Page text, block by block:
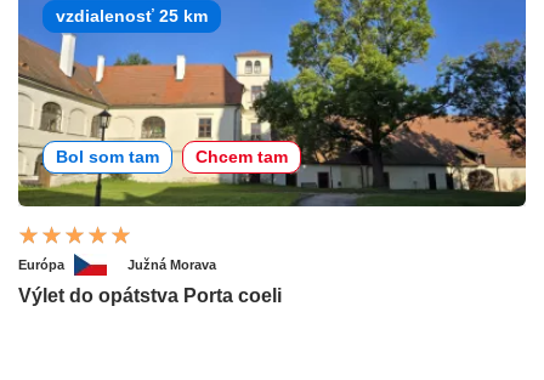
vzdialenosť 25 km
Bol som tam Chcem tam
Európa Južná Morava
Výlet do opátstva Porta coeli